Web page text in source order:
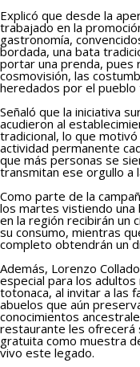
Explicó que desde la
trabajado en la
gastronomía,
bordada, una bata
portar una prenda, pues
cosmovisión, las
heredados por el pueblo
Señaló que la iniciativa
acudieron al
tradicional, lo que
actividad permanente
que más personas se
transmitan ese orgullo a
Como parte de la
los martes vistiendo una
en la región recibirán un
su consumo, mientras
completo obtendrán un
Además, Lorenzo
especial para los
totonaca, al invitar a las
abuelos que aún
conocimientos
restaurante les ofrecerá
gratuita como muestra
vivo este legado.